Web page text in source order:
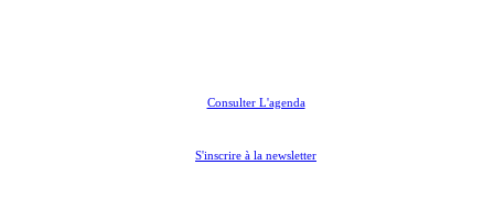
Consulter L'agenda
S'inscrire à la newsletter